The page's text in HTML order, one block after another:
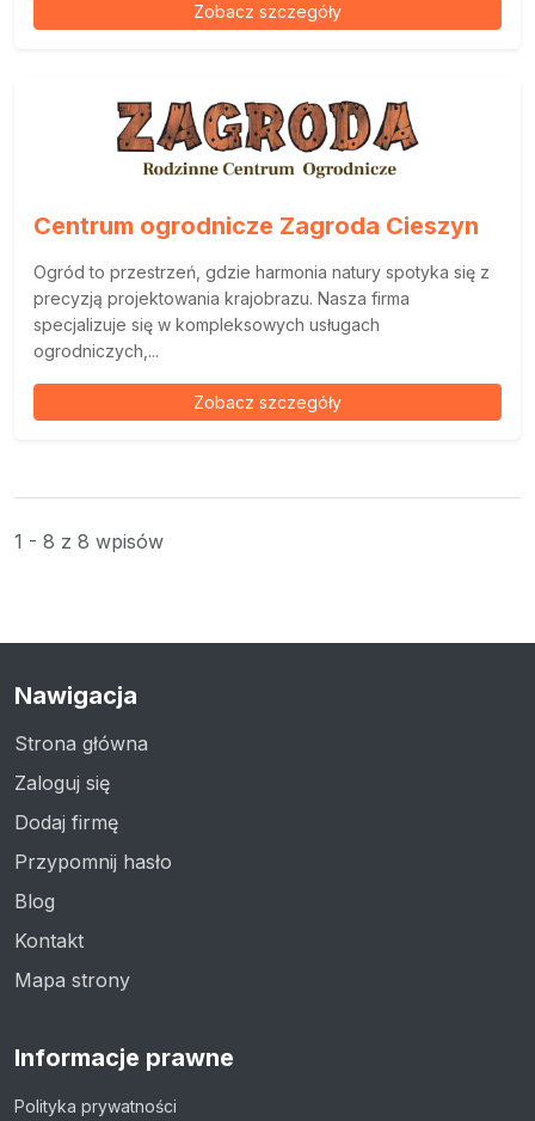
Zobacz szczegóły
Centrum ogrodnicze Zagroda Cieszyn
Ogród to przestrzeń, gdzie harmonia natury spotyka się z
precyzją projektowania krajobrazu. Nasza firma
specjalizuje się w kompleksowych usługach
ogrodniczych,...
Zobacz szczegóły
1 - 8 z 8 wpisów
Nawigacja
Strona główna
Zaloguj się
Dodaj firmę
Przypomnij hasło
Blog
Kontakt
Mapa strony
Informacje prawne
Polityka prywatności